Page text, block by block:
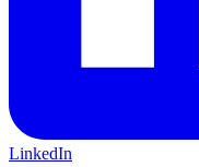
LinkedIn